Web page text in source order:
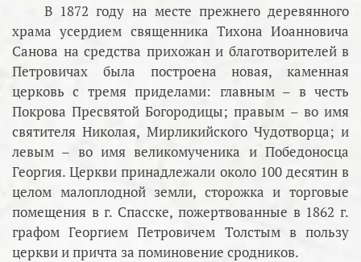
В 1872 году на месте прежнего деревянного
храма усердием священника Тихона Иоанновича
Санова на средства прихожан и благотворителей в
Петровичах была построена новая, каменная
церковь с тремя приделами: главным – в честь
Покрова Пресвятой Богородицы; правым – во имя
святителя Николая, Мирликийского Чудотворца; и
левым – во имя великомученика и Победоносца
Георгия. Церкви принадлежали около 100 десятин в
целом малоплодной земли, сторожка и торговые
помещения в г. Спасске, пожертвованные в 1862 г.
графом Георгием Петровичем Толстым в пользу
церкви и причта за поминовение сродников.